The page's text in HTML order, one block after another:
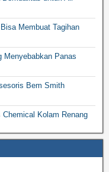
Membuat Tagihan
Menyebabkan Panas
Bem Smith
Kolam Renang